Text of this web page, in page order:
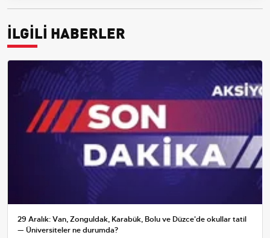
İLGİLİ HABERLER
29 Aralık: Van, Zonguldak, Karabük, Bolu ve Düzce'de okullar tatil
— Üniversiteler ne durumda?